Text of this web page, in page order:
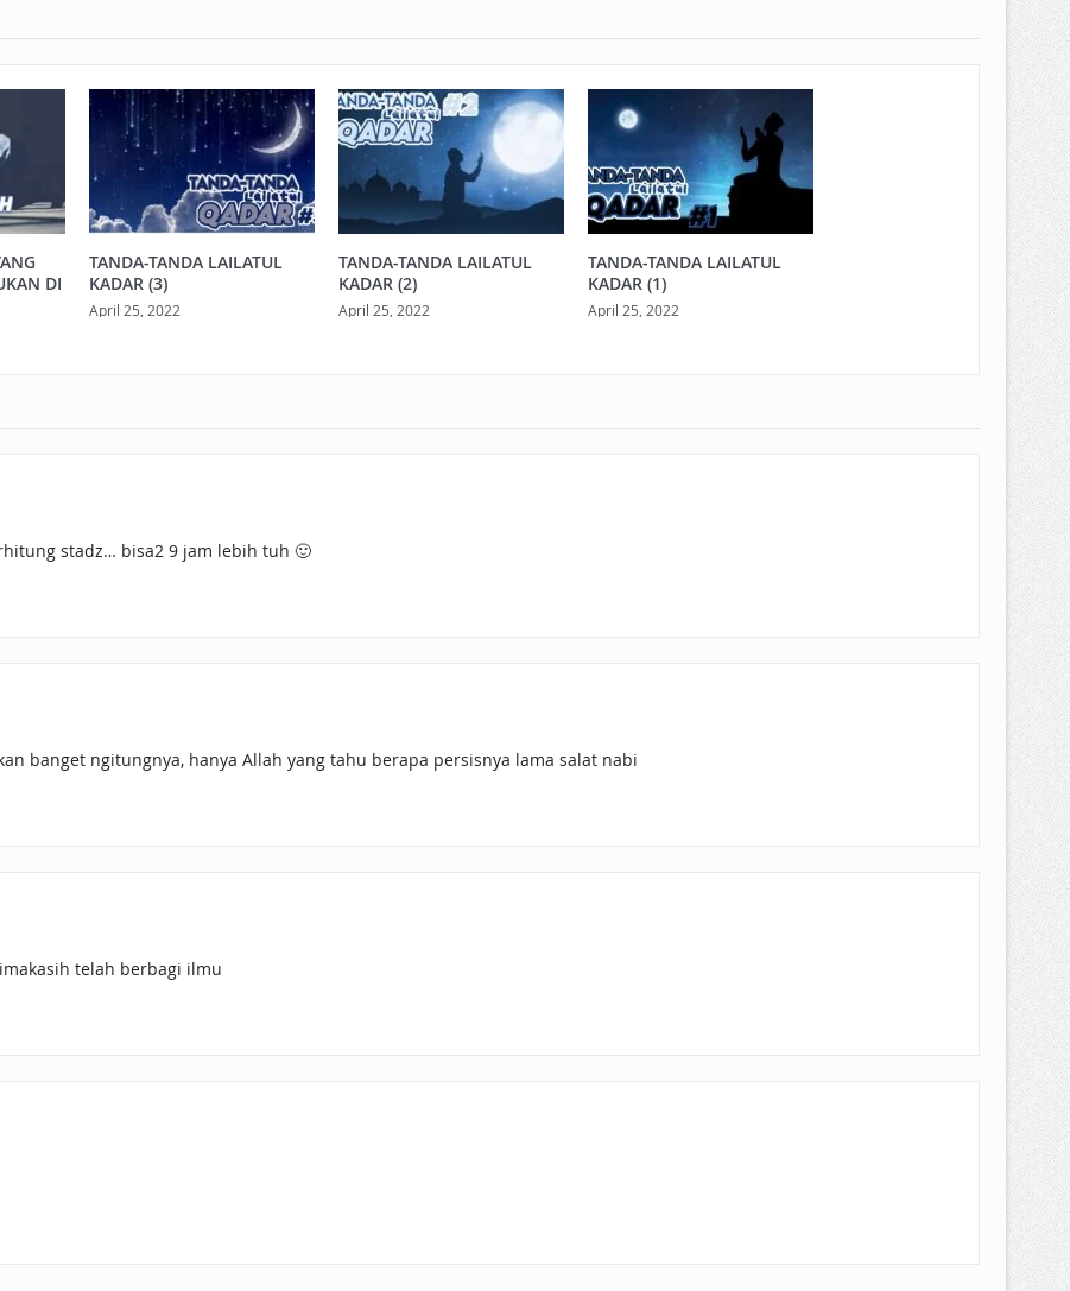
DI
TANDA-TANDA LAILATUL
KADAR (3)
April 25, 2022
TANDA-TANDA LAILATUL
KADAR (2)
April 25, 2022
TANDA-TANDA LAILATUL
KADAR (1)
April 25, 2022
stadz… bisa2 9 jam lebih tuh 🙂
banget ngitungnya, hanya Allah yang tahu berapa persisnya lama salat nabi
telah berbagi ilmu